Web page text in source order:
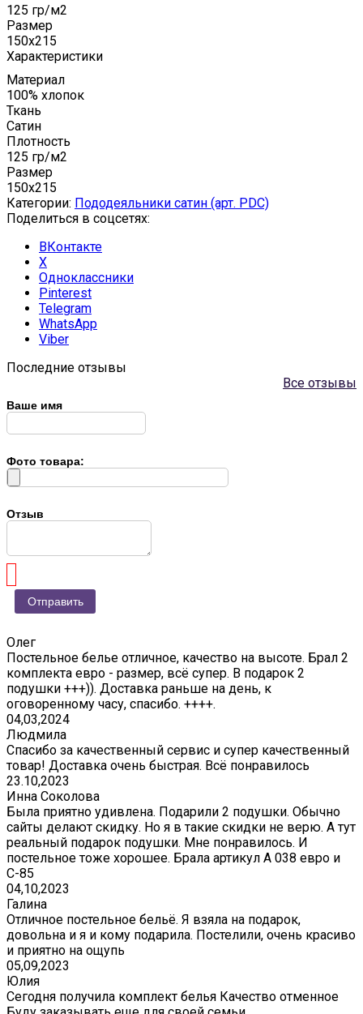
125 гр/м2
Размер
150x215
Характеристики
Материал
100% хлопок
Ткань
Сатин
Плотность
125 гр/м2
Размер
150x215
Категории: Пододеяльники сатин (арт. PDC)
Поделиться в соцсетях:
ВКонтакте
X
Одноклассники
Pinterest
Telegram
WhatsApp
Viber
Последние отзывы
Все отзывы
Ваше имя
Фото товара:
Отзыв
Олег
Постельное белье отличное, качество на высоте. Брал 2
комплекта евро - размер, всё супер. В подарок 2
подушки +++)). Доставка раньше на день, к
оговоренному часу, спасибо. ++++.
04,03,2024
Людмила
Спасибо за качественный сервис и супер качественный
товар! Доставка очень быстрая. Всё понравилось
23.10,2023
Инна Соколова
Была приятно удивлена. Подарили 2 подушки. Обычно
сайты делают скидку. Но я в такие скидки не верю. А тут
реальный подарок подушки. Мне понравилось. И
постельное тоже хорошее. Брала артикул А 038 евро и
С-85
04,10,2023
Галина
Отличное постельное бельё. Я взяла на подарок,
довольна и я и кому подарила. Постелили, очень красиво
и приятно на ощупь
05,09,2023
Юлия
Сегодня получила комплект белья Качество отменное